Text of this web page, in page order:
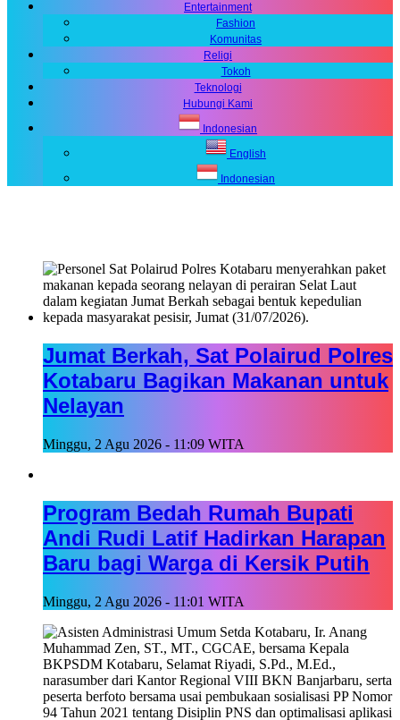
Entertainment
Fashion
Komunitas
Religi
Tokoh
Teknologi
Hubungi Kami
Indonesian
English
Indonesian
Jumat Berkah, Sat Polairud Polres
Kotabaru Bagikan Makanan untuk
Nelayan
Minggu, 2 Agu 2026 - 11:09 WITA
Program Bedah Rumah Bupati
Andi Rudi Latif Hadirkan Harapan
Baru bagi Warga di Kersik Putih
Minggu, 2 Agu 2026 - 11:01 WITA